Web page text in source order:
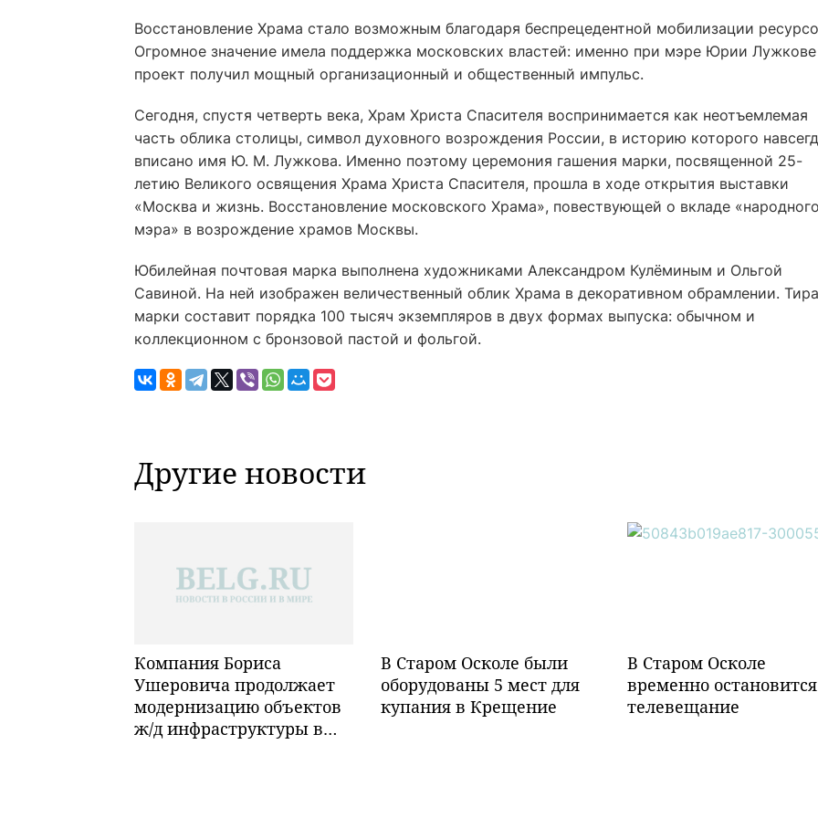
Восстановление Храма стало возможным благодаря беспрецедентной мобилизации
Огромное значение имела поддержка московских властей: именно при мэре Юрии Лужкове
проект получил мощный организационный и общественный импульс.
Сегодня, спустя четверть века, Храм Христа Спасителя воспринимается как неотъемлемая
часть облика столицы, символ духовного возрождения России, в историю которого
вписано имя Ю. М. Лужкова. Именно поэтому церемония гашения марки, посвященной 25-
летию Великого освящения Храма Христа Спасителя, прошла в ходе открытия выставки
«Москва и жизнь. Восстановление московского Храма», повествующей о вкладе «народного
мэра» в возрождение храмов Москвы.
Юбилейная почтовая марка выполнена художниками Александром Кулёминым и Ольгой
Савиной. На ней изображен величественный облик Храма в декоративном обрамлении.
марки составит порядка 100 тысяч экземпляров в двух формах выпуска: обычном и
коллекционном с бронзовой пастой и фольгой.
Другие новости
Компания Бориса
Ушеровича продолжает
модернизацию объектов
ж/д инфраструктуры в
В Старом Осколе были
оборудованы 5 мест для
купания в Крещение
В Старом Осколе
временно остановится
телевещание